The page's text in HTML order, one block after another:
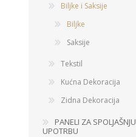
Biljke i Saksije
Biljke
Saksije
Tekstil
Kućna Dekoracija
Zidna Dekoracija
PANELI ZA SPOLJAŠNJU
UPOTRBU